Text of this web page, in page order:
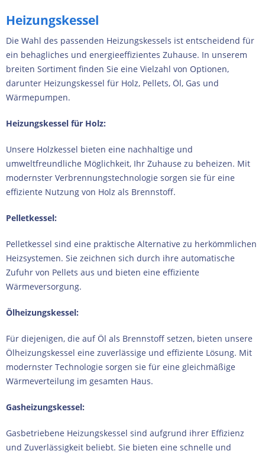
Heizungskessel
Die Wahl des passenden Heizungskessels ist entscheidend für
ein behagliches und energieeffizientes Zuhause. In unserem
breiten Sortiment finden Sie eine Vielzahl von Optionen,
darunter Heizungskessel für Holz, Pellets, Öl, Gas und
Wärmepumpen.
Heizungskessel für Holz:
Unsere Holzkessel bieten eine nachhaltige und
umweltfreundliche Möglichkeit, Ihr Zuhause zu beheizen. Mit
modernster Verbrennungstechnologie sorgen sie für eine
effiziente Nutzung von Holz als Brennstoff.
Pelletkessel:
Pelletkessel sind eine praktische Alternative zu herkömmlichen
Heizsystemen. Sie zeichnen sich durch ihre automatische
Zufuhr von Pellets aus und bieten eine effiziente
Wärmeversorgung.
Ölheizungskessel:
Für diejenigen, die auf Öl als Brennstoff setzen, bieten unsere
Ölheizungskessel eine zuverlässige und effiziente Lösung. Mit
modernster Technologie sorgen sie für eine gleichmäßige
Wärmeverteilung im gesamten Haus.
Gasheizungskessel:
Gasbetriebene Heizungskessel sind aufgrund ihrer Effizienz
und Zuverlässigkeit beliebt. Sie bieten eine schnelle und